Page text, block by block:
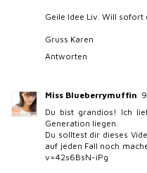
Geile Idee Liv. Will sofort
Gruss Karen
Antworten
Miss Blueberrymuffin
Du bist grandios! Ich
Generation liegen.
Du solltest dir dieses
auf jeden Fall noch
v=42s6BsN-iPg